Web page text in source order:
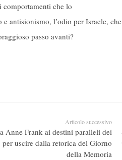
comportamenti che lo
antisionismo, l’odio per Israele, che
passo avanti?
Articolo successivo
Anne Frank ai destini paralleli dei
per uscire dalla retorica del Giorno
della Memoria